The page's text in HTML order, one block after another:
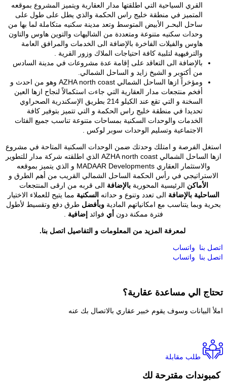
القري السياحية التي اطلقتها مدار العقارية ويتميز المشروع بموقعه
المتميز في منطقة خليج راس الحكمة والذي يطل على طول على
ساحل البحـر الأبيض المتوسط وتعد مدينة سكنيه متكاملة لما بها من
وحدات سكنيه متنوعة ومتعددة من الشاليهات والتوين هاوس والتاون
هاوس والفيلات الفاخرة بالإضافة الى الخدمات والمرافق العامة
والترفيهية لتلبية كافة احتياجات الملاك وزور القرية .
بالإضافة الى التعاقد على إقامة عدة مشروعات في مدينة السادس
من أكتوبر و الشيخ زايد و الساحل الشمالي.
ومؤخراً ازها الساحل الشمالي AZHA north coast وهو من احدث و
أفخم منتجعات مدار العقارية التي جاءت استكمالاً لنجاح ازها العين
السخنة و التي تقع عند الكيلو 214 بطريق الإسكندرية الصحراوي
تحديدا في منطقة خليج راس الحكمة و التي تتميز بتوفير كافة
الخدمات والوحدات السكنية بمساحات متنوعة تناسب جميع الفئات
الاجتماعية وتسليم الوحدات سوبر لوكس .
استغل الفرصة و امتلك وحدتك ضمن الوحدات السكنية المتاحة في مشروع
ازها الساحل الشمالي AZHA north coast الذي اطلقته شركة مدار للتطوير
والاستثمار العقاري MADAAR Developments و الذي يتميز بموقعه
الاستراتيجي في رأس الحكمة الساحل الشمالي القريب من أهم الطرق و
الأماكن الرئيسية المحوريةبالإضافة الى قربه من ارقى المنتجعات
الساحلية بالإضافة الى تعدد وتنوع و حداته السكنية مما يتيح للعملاء الاختيار
بحرية وبما يتناسب مع امكانياتهم المادية وبأفضل طرق دفع وتقسيط لأطول
فترة ممكنة دون أي فوائد إضافية
لمعرفة المزيد من المعلومات و التفاصيل اتصل بنا.
اتصل بنا
واتساب
اتصل بنا
واتساب
تحتاج الي مساعدة عقارية؟
املأ البيانات وسوف يقوم خبير عقاري بالاتصال بك عنه
طلب مقابلة
كمبوندات مقترحة لك